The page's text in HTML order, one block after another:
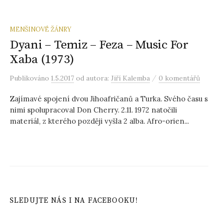
MENŠINOVÉ ŽÁNRY
Dyani – Temiz – Feza – Music For
Xaba (1973)
Publikováno 1.5.2017 od autora: Jiří Kalemba / 0 komentářů
Zajímavé spojení dvou Jihoafričanů a Turka. Svého času s
nimi spolupracoval Don Cherry. 2.11. 1972 natočili
materiál, z kterého později vyšla 2 alba. Afro-orien...
SLEDUJTE NÁS I NA FACEBOOKU!